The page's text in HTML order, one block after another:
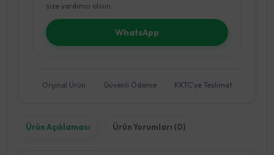
size yardımcı olsun.
WhatsApp
Orijinal Ürün Güvenli Ödeme KKTC'ye Teslimat
Ürün Açıklaması Ürün Yorumları (0)